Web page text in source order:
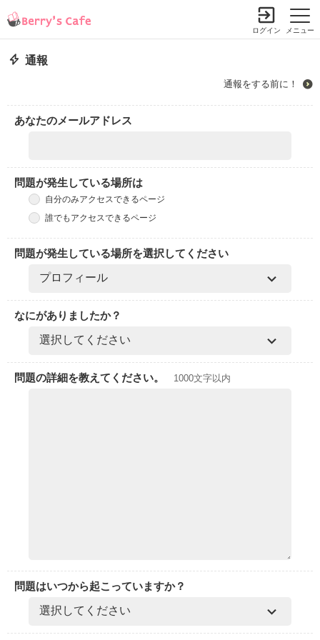
メニュー
ログイン
通報
通報をする前に！
あなたのメールアドレス
問題が発生している場所は
自分のみアクセスできるページ
誰でもアクセスできるページ
問題が発生している場所を選択してください
なにがありましたか？
問題の詳細を教えてください。 1000文字以内
問題はいつから起こっていますか？